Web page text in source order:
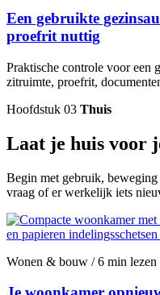
Een gebruikte
proefrit nuttig
Praktische controle voor een
zitruimte, proefrit,
Hoofdstuk 03 Thuis
Laat je huis voor
Begin met gebruik, beweging
vraag of er werkelijk iets
Wonen & bouw / 6 min lezen